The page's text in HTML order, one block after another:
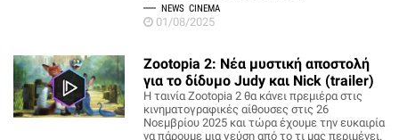
NEWS CINEMA
01/08/2025
Zootopia 2: Νέα μυστική αποστολή
για το δίδυμο Judy και Nick (trailer)
Η ταινία Zootopia 2 θα κάνει πρεμιέρα στις
κινηματογραφικές αίθουσες στις 26
Νοεμβρίου 2025 και τώρα έχουμε την ευκαιρία
να πάρουμε μια γεύση από το τι μας περιμένει.